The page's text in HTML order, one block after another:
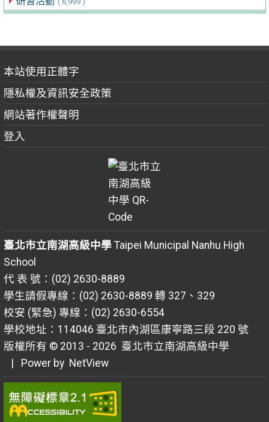
本站使用正體字
隱私權及資訊安全政策
網站著作權聲明
登入
臺北市立南湖高級中學Taipei Municipal Nanhu High
School
代 表 號：(02) 2630-8889
學生請假專線：(02) 2630-8889 轉 327、329
校安 (緊急) 專線：(02) 2630-6554
學校地址：114046 臺北市內湖區康寧路三段 220 號
版權所有 © 2013 - 2026 臺北市立南湖高級中學
| Power by NetView